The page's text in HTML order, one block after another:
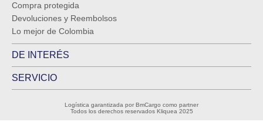
Compra protegida
Devoluciones y Reembolsos
Lo mejor de Colombia
DE INTERÉS
SERVICIO
Logística garantizada por BmCargo como partner
Todos los derechos reservados Kliquea 2025